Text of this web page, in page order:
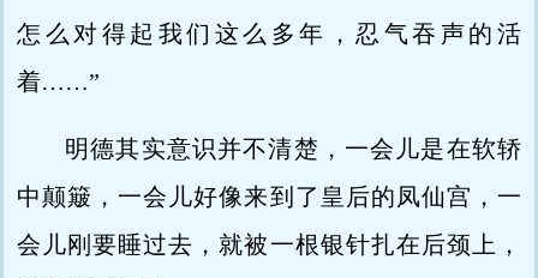
怎么对得起我们这么多年，忍气吞声的活
着……”
明德其实意识并不清楚，一会儿是在软轿
中颠簸，一会儿好像来到了皇后的凤仙宫，一
会儿刚要睡过去，就被一根银针扎在后颈上，